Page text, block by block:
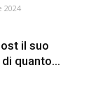
2024
il suo
quanto...